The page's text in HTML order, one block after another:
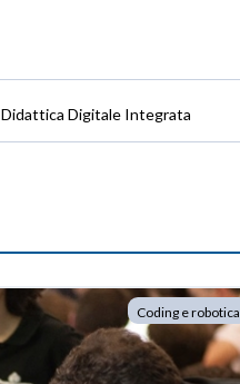
Didattica Digitale Integrata
Coding e robotica